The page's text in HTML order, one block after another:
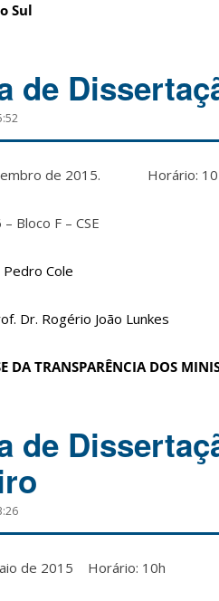
Sul
de
de 2015. Horário: 10
Bloco F – CSE
Pedro Cole
Dr. Rogério João Lunkes
DA TRANSPARÊNCIA DOS
de
de 2015 Horário: 10h